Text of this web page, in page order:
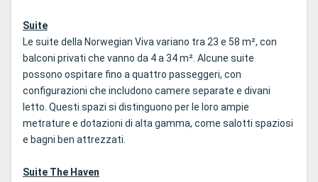
Suite
Le suite della Norwegian Viva variano tra 23 e 58 m², con
balconi privati che vanno da 4 a 34 m². Alcune suite
possono ospitare fino a quattro passeggeri, con
configurazioni che includono camere separate e divani
letto. Questi spazi si distinguono per le loro ampie
metrature e dotazioni di alta gamma, come salotti spaziosi
e bagni ben attrezzati.
Suite The Haven